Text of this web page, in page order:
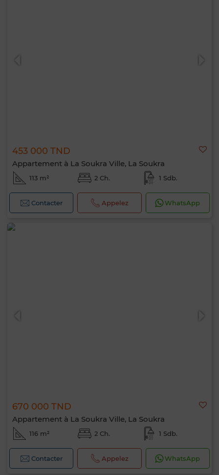
453 000 TND
Appartement à La Soukra Ville, La Soukra
113 m² 2 Ch. 1 Sdb.
Contacter Appelez WhatsApp
670 000 TND
Appartement à La Soukra Ville, La Soukra
116 m² 2 Ch. 1 Sdb.
Contacter Appelez WhatsApp